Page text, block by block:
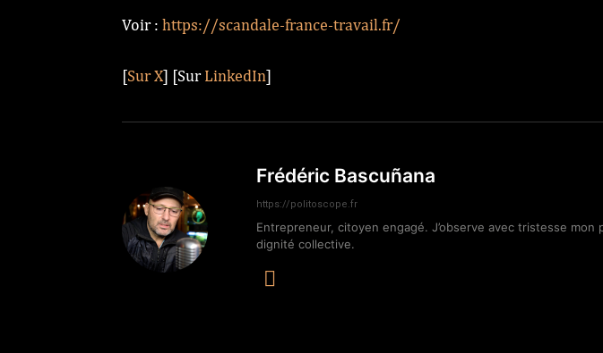
Voir : https://scandale-france-travail.fr/
[Sur X] [SurLinkedIn]
Frédéric Bascuñana
https://politoscope.fr
Entrepreneur, citoyen engagé. J’observe avec tristesse
dignité collective.